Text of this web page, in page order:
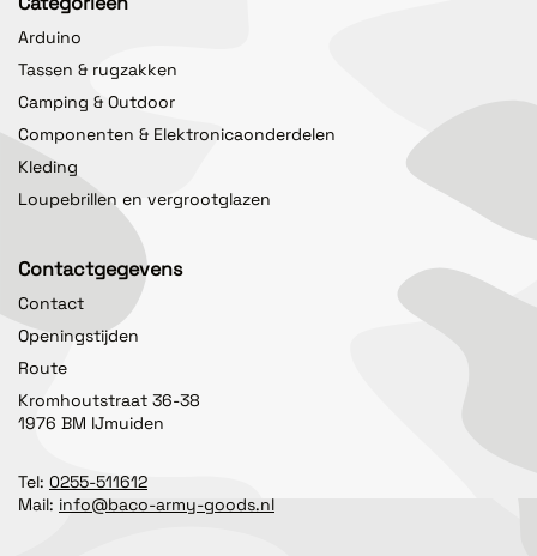
Arduino
Tassen & rugzakken
Camping & Outdoor
Componenten & Elektronicaonderdelen
Kleding
Loupebrillen en vergrootglazen
Contactgegevens
Contact
Openingstijden
Route
Kromhoutstraat 36-38
1976 BM IJmuiden
Tel: 0255-511612
Mail: info@baco-army-goods.nl